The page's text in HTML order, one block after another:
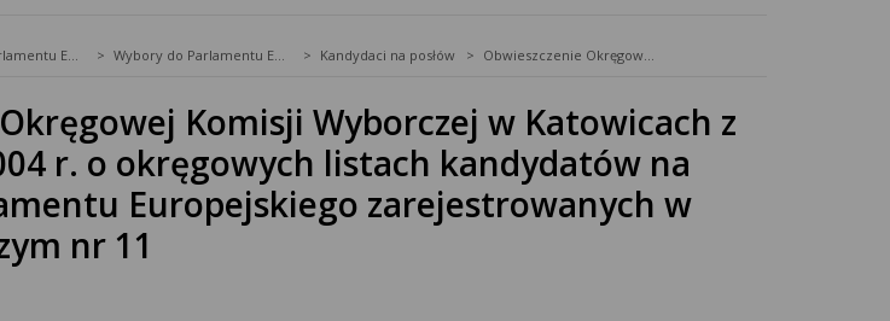
Kandydaci na posłów
Komisji Wyborczej w Katowicach z
r. o okręgowych listach kandydatów na
Europejskiego zarejestrowanych w
nr 11